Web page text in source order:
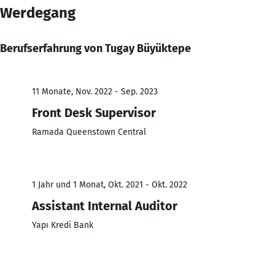
Werdegang
Berufserfahrung von Tugay Büyüktepe
11 Monate, Nov. 2022 - Sep. 2023
Front Desk Supervisor
Ramada Queenstown Central
1 Jahr und 1 Monat, Okt. 2021 - Okt. 2022
Assistant Internal Auditor
Yapı Kredi Bank